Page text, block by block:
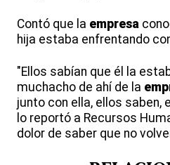
Contó que la empresa
hija estaba enfrentando
"Ellos sabían que él la
muchacho de ahí de la
junto con ella, ellos saben,
lo reportó a Recursos
dolor de saber que no